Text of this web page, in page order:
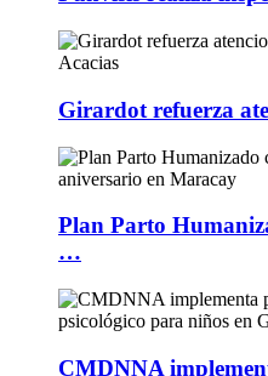
Girardot refuerza
Plan Parto
…
CMDNNA